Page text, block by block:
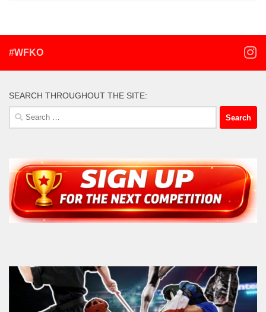
#WFKO
SEARCH THROUGHOUT THE SITE:
Search
for: